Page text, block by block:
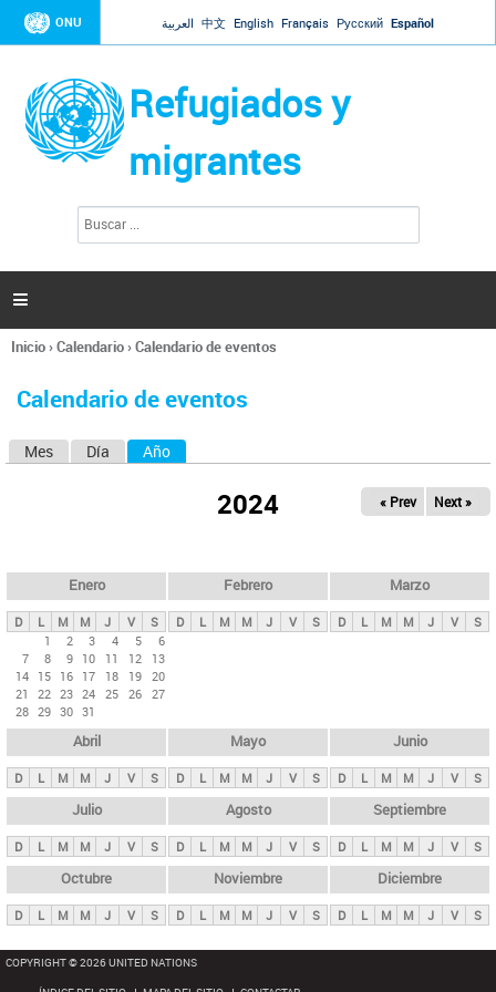
Jump to navigation
ONU العربية 中文 English Français Русский Español
Refugiados y
migrantes
l
d
s

Se
usted
Inicio›Calendario›Calendario de eventos
Calendario de eventos
s
p
n
i
p
a
l
s
Mes Día Año
2024 « Prev Next »
Enero
D L M M J V
S
1
2 3 4 5
6
7
8 9 10 11 12
13
14 15 16 17 18 19 20
21
22 23 24 25 26 27
28 29 30 31
Febrero
D L M M J V S
Marzo
D L M M J V S
Abril
D L M M J V S
Mayo
D L M M J V S
Junio
D L M M J V S
Julio
D L M M J V S
Agosto
D L M M J V S
Septiembre
D L M M J V S
Octubre
D L M M J V S
Noviembre
D L M M J V S
Diciembre
D L M M J V S
COPYRIGHT © 2026 UNITED NATIONS